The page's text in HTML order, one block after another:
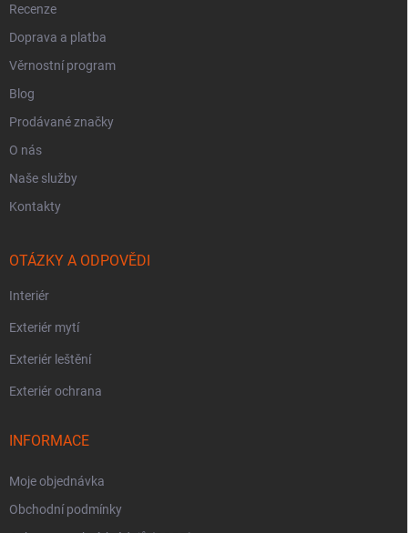
Recenze
Doprava a platba
Věrnostní program
Blog
Prodávané značky
O nás
Naše služby
Kontakty
OTÁZKY A ODPOVĚDI
Interiér
Exteriér mytí
Exteriér leštění
Exteriér ochrana
INFORMACE
Moje objednávka
Obchodní podmínky